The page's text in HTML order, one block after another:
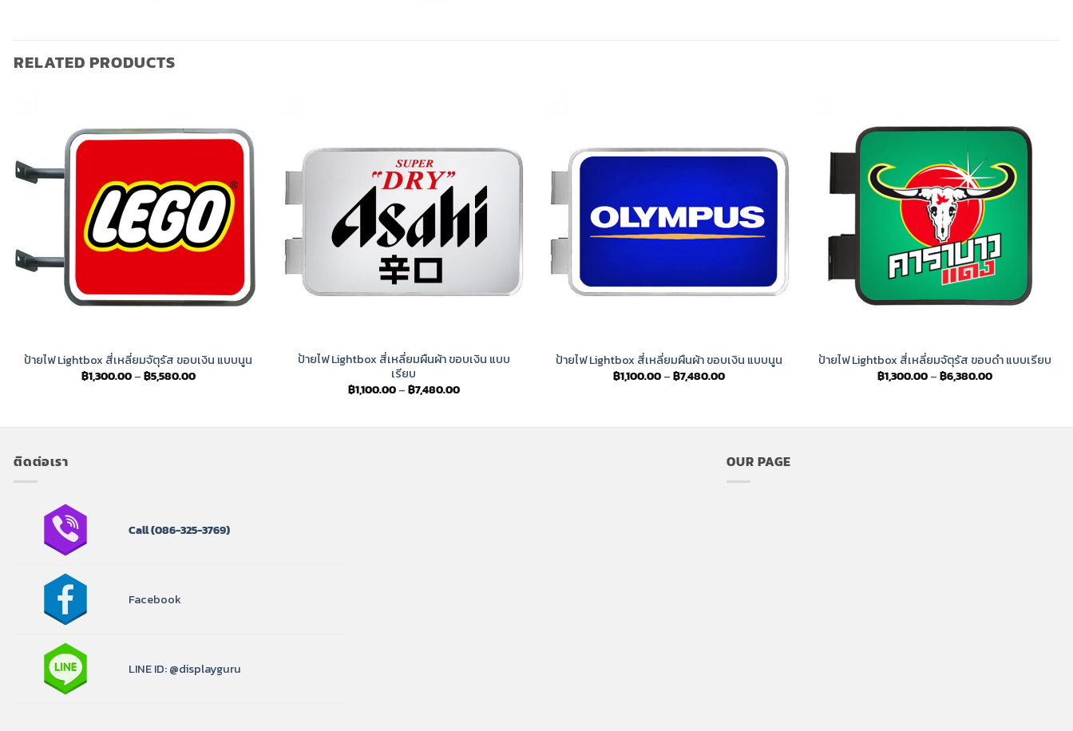
RELATED PRODUCTS
ป้ายไฟ Lightbox สี่เหลี่ยมจัตุรัส ขอบเงิน แบบนูน
฿1,300.00–฿5,580.00Price
ป้ายไฟ Lightbox สี่เหลี่ยมผืนผ้า ขอบเงิน แบบ
เรียบ
฿1,100.00–฿7,480.00Price
ป้ายไฟ Lightbox สี่เหลี่ยมผืนผ้า ขอบเงิน แบบนูน
฿1,100.00–฿7,480.00Price
ป้ายไฟ Lightbox สี่เหลี่ยมจัตุรัส ขอบดำ แบบเรียบ
฿1,300.00–฿6,380.00Price
ติดต่อเรา
Call(086-325-3769)
Facebook
LINE ID: @displayguru
OUR PAGE